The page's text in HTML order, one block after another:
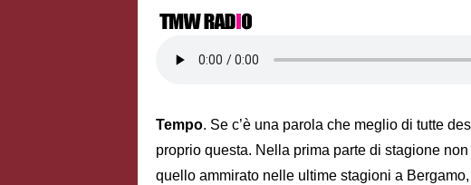
Tempo. Se c’è una parola che meglio di tutte
proprio questa. Nella prima parte di stagione
quello ammirato nelle ultime stagioni a